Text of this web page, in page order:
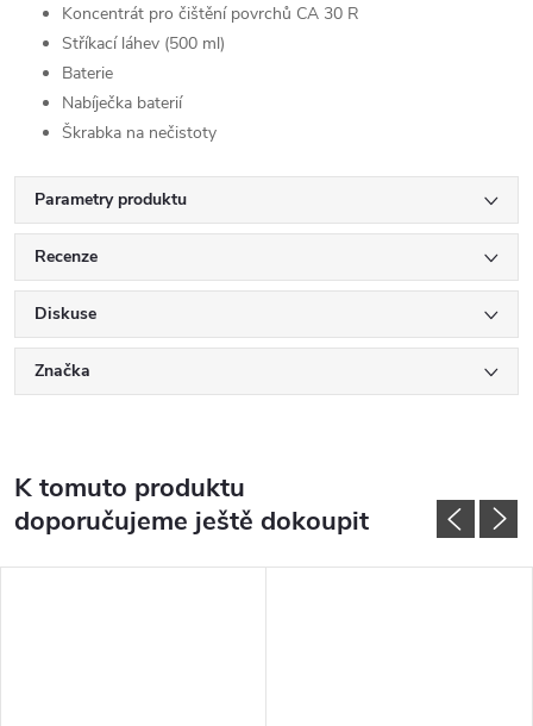
Koncentrát pro čištění povrchů CA 30 R
Stříkací láhev (500 ml)
Baterie
Nabíječka baterií
Škrabka na nečistoty
Parametry produktu
Recenze
Diskuse
Značka
K tomuto produktu
doporučujeme ještě dokoupit